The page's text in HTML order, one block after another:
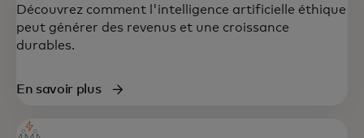
Découvrez comment l'intelligence artificielle éthique
peut générer des revenus et une croissance
durables.
En savoir plus